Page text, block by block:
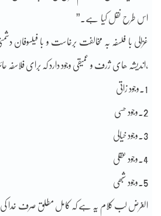
اس طرح نقل کیا ہے۔”
غزالی با فلسفہ بہ مخالفت برخاست و با فیلسوفان
،اندیشہ ھای ژرف و عمیقی وجود دارد کہ برای
1۔وجود زاتی
2۔وجود حسی
3۔وجود خیالی
4۔وجود عقلی
5۔وجود شبھی
الغرض لب کلام یہ ہے کہ کامل مطلق صرف خدا